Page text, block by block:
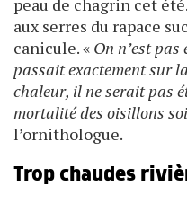
aux serres du rapace
canicule. « On n’est
passait exactement sur
chaleur, il ne serait pas
mortalité des oisillons
l’ornithologue.
Trop chaudes